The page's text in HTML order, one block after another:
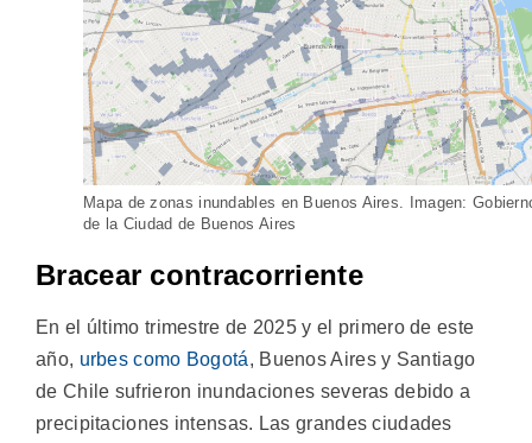
Mapa de zonas inundables en Buenos Aires. Imagen:
de la Ciudad de Buenos Aires
Bracear contracorriente
En el último trimestre de 2025 y el primero de este
año, urbes como Bogotá, Buenos Aires y Santiago
de Chile sufrieron inundaciones severas debido a
precipitaciones intensas. Las grandes ciudades